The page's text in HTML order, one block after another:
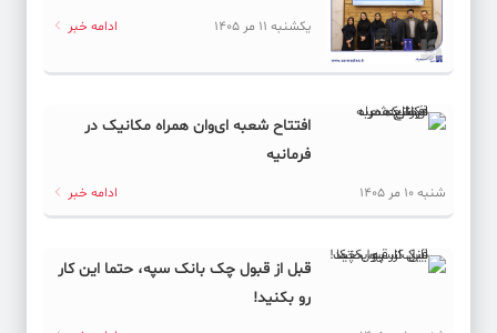
یکشنبه 11 مر 1405 ادامه خبر
افتتاح شعبه ای‌وان همراه مکانیک در
فرمانیه
شنبه 10 مر 1405 ادامه خبر
قبل از قبول چک بانک سپه، حتما این کار
رو بکنید!